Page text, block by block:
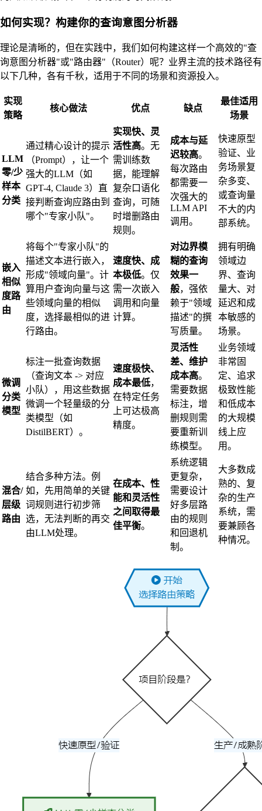
如何实现？构建你的查询意图分析器
理论是清晰的，但在实践中，我们如何构建这样一个高效的"查
询意图分析器"或"路由器"（Router）呢？业界主流的技术路径有
以下几种，各有千秋，适用于不同的场景和资源投入。
实现
策略
核心做法 优点 缺点
最佳适用
场景
LLM
零/少
样本
分类
通过精心设计的提示
（Prompt），让一个
强大的LLM（如
GPT-4, Claude 3）直
接判断查询应路由到
哪个"专家小队"。
实现快、灵
活性高。无
需训练数
据，能理解
复杂口语化
查询，可随
时增删路由
规则。
成本与延
迟较高。
每次路由
都需要一
次强大的
LLM API
调用。
快速原型
验证、业
务场景复
杂多变、
或查询量
不大的内
部系统。
嵌入
相似
度路
由
将每个"专家小队"的
描述文本进行嵌入，
形成"领域向量"。计
算用户查询向量与这
些领域向量的相似
度，选择最相似的进
行路由。
速度快、成
本极低。仅
需一次嵌入
调用和向量
计算。
对边界模
糊的查询
效果一
般，强依
赖于"领域
描述"的撰
写质量。
拥有明确
领域边
界、查询
量大、对
延迟和成
本敏感的
场景。
微调
分类
模型
标注一批查询数据
（查询文本 -> 对应
小队），用这些数据
微调一个轻量级的分
类模型（如
DistilBERT）。
速度极快、
成本最低，
在特定任务
上可达极高
精度。
灵活性
差、维护
成本高。
需要数据
标注，增
删规则需
要重新训
练模型。
业务领域
非常固
定、追求
极致性能
和低成本
的大规模
线上应
用。
混合/
层级
路由
结合多种方法。例
如，先用简单的关键
词规则进行初步筛
选，无法判断的再交
由LLM处理。
在成本、性
能和灵活性
之间取得最
佳平衡。
系统逻辑
更复杂，
需要设计
好多层路
由的规则
和回退机
制。
大多数成
熟的、复
杂的生产
系统，需
要兼顾各
种情况。